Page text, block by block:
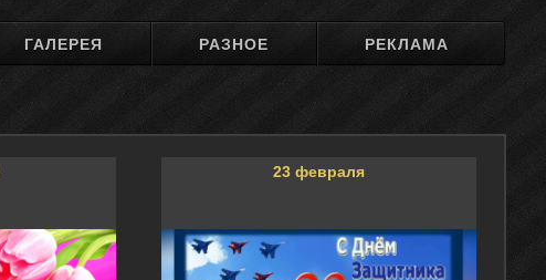
ГАЛЕРЕЯ РАЗНОЕ РЕКЛАМА
23 февраля